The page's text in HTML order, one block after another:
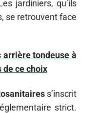
jardiniers, qu’ils
se retrouvent face
arrière tondeuse à
de ce choix
s’inscrit
strict.